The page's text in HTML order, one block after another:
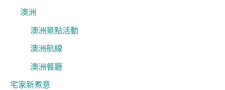
澳洲
澳洲景點活動
澳洲航線
澳洲餐廳
宅家新煮意